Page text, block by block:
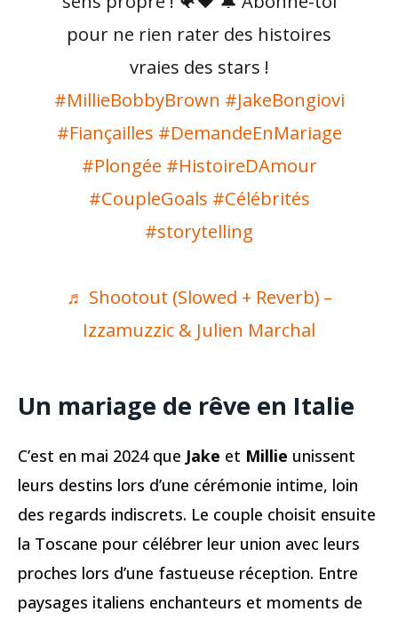
pour ne rien rater des histoires
vraies des stars !
#MillieBobbyBrown #JakeBongiovi
#Fiançailles #DemandeEnMariage
#Plongée #HistoireDAmour
#CoupleGoals #Célébrités
#storytelling
♬ Shootout (Slowed + Reverb) –
Izzamuzzic & Julien Marchal
Un mariage de rêve en Italie
C’est en mai 2024 que Jake et Millie unissent
leurs destins lors d’une cérémonie intime, loin
des regards indiscrets. Le couple choisit ensuite
la Toscane pour célébrer leur union avec leurs
proches lors d’une fastueuse réception. Entre
paysages italiens enchanteurs et moments de